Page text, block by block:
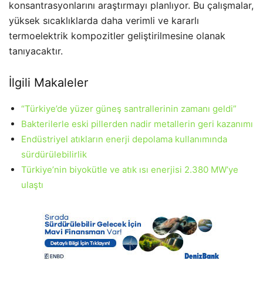
konsantrasyonlarını araştırmayı planlıyor. Bu çalışmalar,
yüksek sıcaklıklarda daha verimli ve kararlı
termoelektrik kompozitler geliştirilmesine olanak
tanıyacaktır.
İlgili Makaleler
“Türkiye’de yüzer güneş santrallerinin zamanı geldi”
Bakterilerle eski pillerden nadir metallerin geri kazanımı
Endüstriyel atıkların enerji depolama kullanımında
sürdürülebilirlik
Türkiye’nin biyokütle ve atık ısı enerjisi 2.380 MW’ye
ulaştı